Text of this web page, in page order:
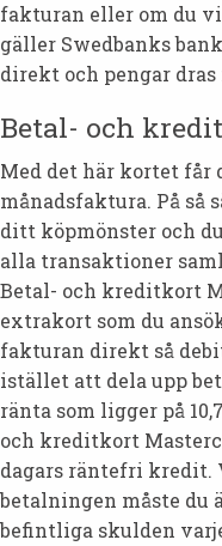
fakturan eller om du
gäller Swedbanks
direkt och pengar
Betal- och
Med det här kortet får
månadsfaktura. På så
ditt köpmönster och
alla transaktioner
Betal- och kreditkort
extrakort som du
fakturan direkt så
istället att dela upp
ränta som ligger på
och kreditkort
dagars räntefri kredit.
betalningen måste du
befintliga skulden